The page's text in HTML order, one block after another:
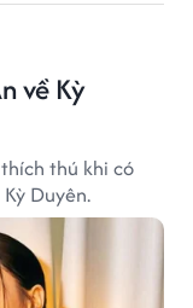
về Kỳ
thú khi có
Duyên.